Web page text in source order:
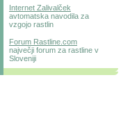
Internet Zalivalček
avtomatska navodila za
vzgojo rastlin
Forum Rastline.com
največji forum za rastline v
Sloveniji